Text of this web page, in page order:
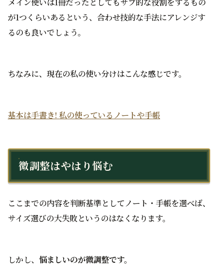
が1つくらいあるという、合わせ技的な手法にアレンジす
るのも良いでしょう。
ちなみに、現在の私の使い分けはこんな感じです。
基本は手書き! 私の使っているノートや手帳
微調整はやはり悩む
ここまでの内容を判断基準としてノート・手帳を選べば、
サイズ選びの大失敗というのはなくなります。
しかし、 悩ましいのが微調整です。